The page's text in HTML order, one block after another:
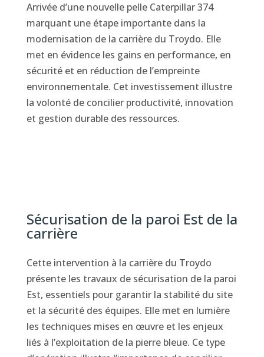
Arrivée d’une nouvelle pelle Caterpillar 374
marquant une étape importante dans la
modernisation de la carrière du Troydo. Elle
met en évidence les gains en performance, en
sécurité et en réduction de l’empreinte
environnementale. Cet investissement illustre
la volonté de concilier productivité, innovation
et gestion durable des ressources.
Sécurisation de la paroi Est de la
carrière
Cette intervention à la carrière du Troydo
présente les travaux de sécurisation de la paroi
Est, essentiels pour garantir la stabilité du site
et la sécurité des équipes. Elle met en lumière
les techniques mises en œuvre et les enjeux
liés à l’exploitation de la pierre bleue. Ce type